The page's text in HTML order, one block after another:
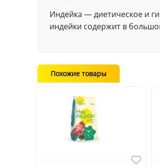
Индейка — диетическое и
индейки содержит в
Похожие товары